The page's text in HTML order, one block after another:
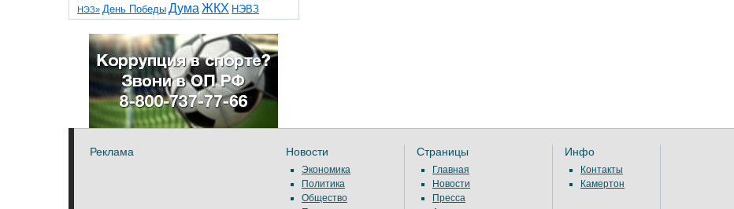
НЭЗ» День Победы Дума ЖКХ НЭВЗ
НчГРЭС ТНТ
благоустройствоветераны выборы
детидороги казаки коррупция космос
общественная палата парк пожар роща
спорт театр транспорт художники
Реклама Новости
Экономика
Политика
Общество
Страницы
Главная
Новости
Пресса
Инфо
Контакты
Камертон